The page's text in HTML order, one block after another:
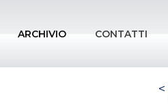
ARCHIVIO CONTATTI